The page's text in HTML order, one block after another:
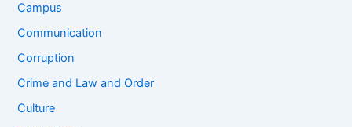
Campus
Communication
Corruption
Crime and Law and Order
Culture